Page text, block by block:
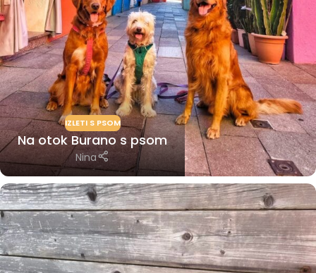
IZLETI S PSOM
Na otok Burano s psom
Nina